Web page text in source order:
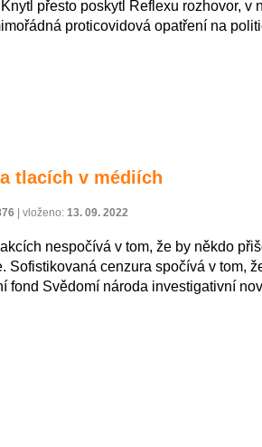
přesto poskytl Reflexu rozhovor, v
proticovidová opatření na
tlacích v médiích
vloženo: 13. 09. 2022
nespočívá v tom, že by někdo
Sofistikovaná cenzura spočívá v tom,
fond Svědomí národa investigativní